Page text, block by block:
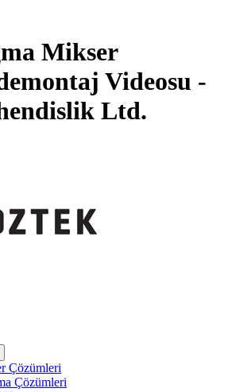
Mikser
Videosu -
Ltd.
Çözümleri
Çözümleri